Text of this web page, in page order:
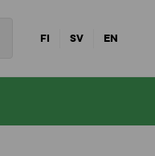
FI SV EN